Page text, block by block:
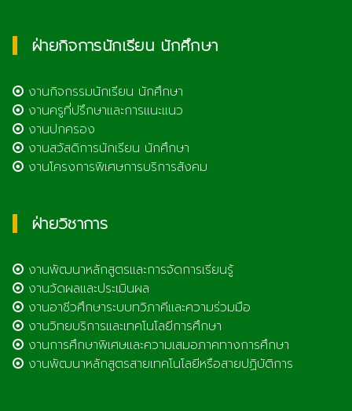
ฝ่ายกิจการนักเรียน นักศึกษา
งานกิจกรรมนักเรียน นักศึกษา
งานครูที่ปรึกษาและการแนะแนว
งานปกครอง
งานสวัสดิการนักเรียน นักศึกษา
งานโครงการพิเศษการบริการสังคม
ฝ่ายวิชาการ
งานพัฒนาหลักสูตรและการจัดการเรียนรู้
งานวัดผลและประเมินผล
งานอาชีวศึกษาระบบทวิภาคีและความร่วมมือ
งานวิทยบริการและเทคโนโลยีการศึกษา
งานการศึกษาพิเศษและความเสมอภาคทางการศึกษา
งานพัฒนาหลักสูตรสายเทคโนโลยีหรือสายปฏิบัติการ